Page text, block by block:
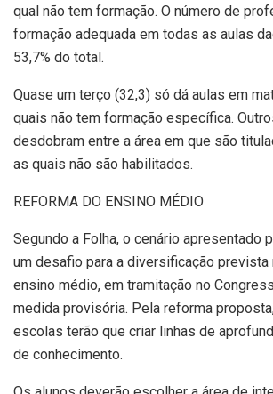
qual não tem formação. O número de
formação adequada em todas as aulas
53,7% do total.
Quase um terço (32,3) só dá aulas em
quais não tem formação específica.
desdobram entre a área em que são
as quais não são habilitados.
REFORMA DO ENSINO MÉDIO
Segundo a Folha, o cenário apresentado
um desafio para a diversificação prevista
ensino médio, em tramitação no
medida provisória. Pela reforma
escolas terão que criar linhas de
de conhecimento.